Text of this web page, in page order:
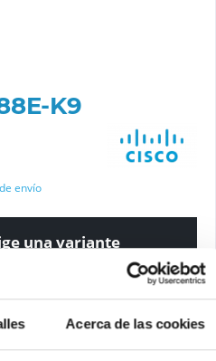
Acerca de las cookies
K9
envío
una variante
reacondicionado